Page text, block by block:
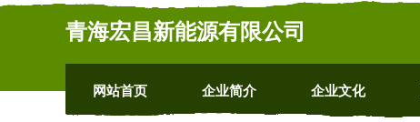
青海宏昌新能源有限公司
网站首页 企业简介 企业文化